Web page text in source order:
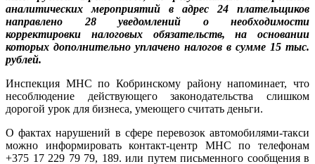
аналитических мероприятий в адрес 24 плательщиков
направлено 28 уведомлений о необходимости
корректировки налоговых обязательств, на основании
которых дополнительно уплачено налогов в сумме 15 тыс.
рублей.
Инспекция МНС по Кобринскому району напоминает, что
несоблюдение действующего законодательства слишком
дорогой урок для бизнеса, умеющего считать деньги.
О фактах нарушений в сфере перевозок автомобилями-такси
можно информировать контакт-центр МНС по телефонам
+375 17 229 79 79, 189. или путем письменного сообщения в